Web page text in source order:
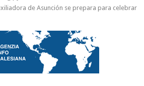
de Asunción se prepara para celebrar